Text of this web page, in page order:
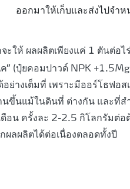
ออกมาให้เก็บและส่งไปจําห
ให้ ผลผลิตเพียงแค่ 1 ตันต่อ
” (ปุ๋ยคอมปาวด์ NPK
างเต็มที่ เพราะมีออร์โธฟอ
นแม้ในดินที่ ต่างกัน และที่สํ
น ครั้งละ 2-2.5 กิโลกรัมต่
ลผลิตได้ต่อเนื่องตลอดทั้งปี